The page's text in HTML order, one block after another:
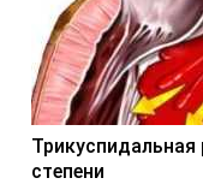
Трикуспидальная
степени